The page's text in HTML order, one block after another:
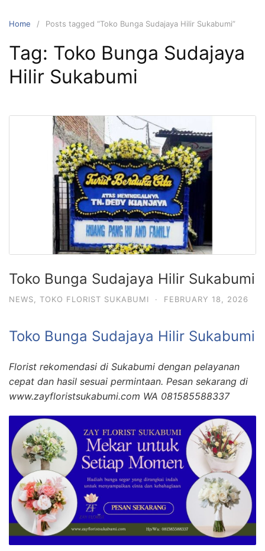
Home Posts tagged “Toko Bunga Sudajaya Hilir Sukabumi”
Tag: Toko Bunga Sudajaya
Hilir Sukabumi
Toko Bunga Sudajaya Hilir Sukabumi
NEWS TOKO FLORIST SUKABUMI · FEBRUARY 18, 2026
Toko Bunga Sudajaya Hilir Sukabumi
Florist rekomendasi di Sukabumi dengan pelayanan
cepat dan hasil sesuai permintaan. Pesan sekarang di
www.zayfloristsukabumi.com WA 081585588337